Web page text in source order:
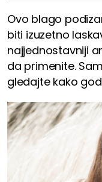
Ovo blago
biti izuzetno
najjednostavniji
da primenite.
gledajte kako